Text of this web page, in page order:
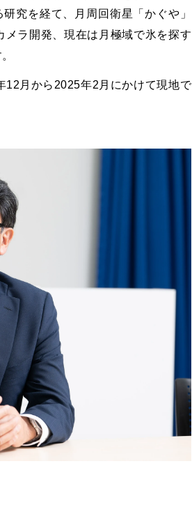
究を経て、月周回衛星「かぐや」
ラ開発、現在は月極域で氷を探す
12月から2025年2月にかけて現地で